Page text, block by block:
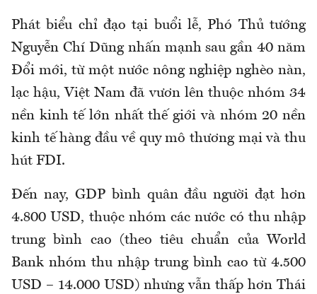
Phát biểu chỉ đạo tại buổi lễ, Phó Thủ tướng
Nguyễn Chí Dũng nhấn mạnh sau gần 40 năm
Đổi mới, từ một nước nông nghiệp nghèo nàn,
lạc hậu, Việt Nam đã vươn lên thuộc nhóm 34
nền kinh tế lớn nhất thế giới và nhóm 20 nền
kinh tế hàng đầu về quy mô thương mại và thu
hút FDI.
Đến nay, GDP bình quân đầu người đạt hơn
4.800 USD, thuộc nhóm các nước có thu nhập
trung bình cao (theo tiêu chuẩn của World
Bank nhóm thu nhập trung bình cao từ 4.500
USD – 14.000 USD) nhưng vẫn thấp hơn Thái